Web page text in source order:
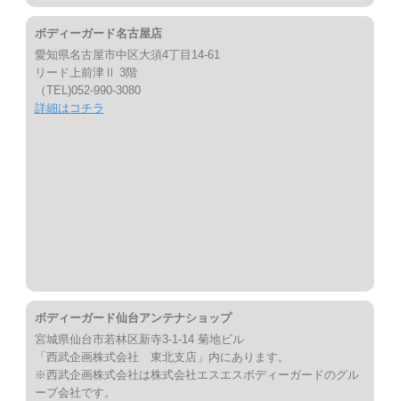
ボディーガード名古屋店
愛知県名古屋市中区大須4丁目14-61
リード上前津Ⅱ 3階
（TEL)052-990-3080
詳細はコチラ
ボディーガード仙台アンテナショップ
宮城県仙台市若林区新寺3-1-14 菊地ビル
「西武企画株式会社 東北支店」内にあります。
※西武企画株式会社は株式会社エスエスボディーガードのグル
ープ会社です。